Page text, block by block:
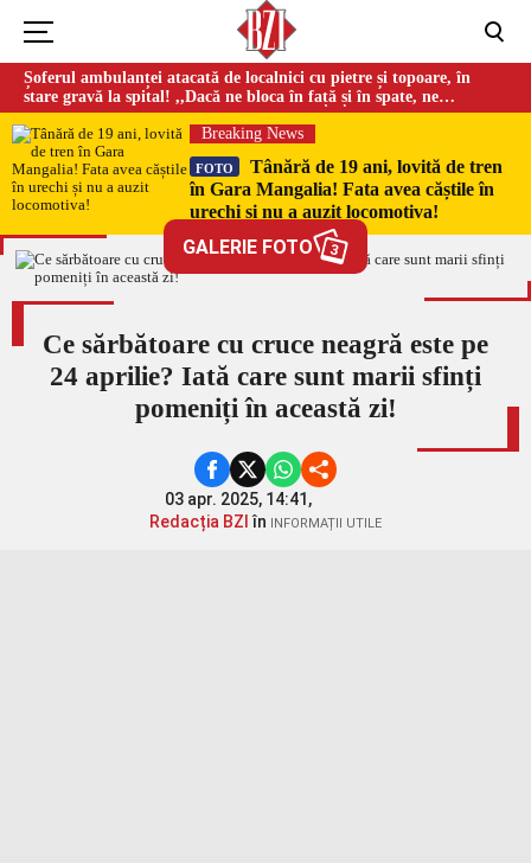
Șoferul ambulanței atacată de localnici cu pietre și topoare, în
stare gravă la spital! ,,Dacă ne bloca în față și în spate, ne
omorau…”
Breaking News
FOTO
Tânără de 19 ani, lovită de tren
în Gara Mangalia! Fata avea căștile în
urechi și nu a auzit locomotiva!
GALERIE FOTO 3
Ce sărbătoare cu cruce neagră este pe
24 aprilie? Iată care sunt marii sfinți
pomeniți în această zi!
03 apr. 2025, 14:41,
Redacția BZI în INFORMAȚII UTILE